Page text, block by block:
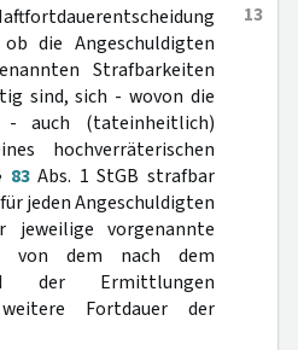
13
die Angeschuldigten
Strafbarkeiten
sind, sich - wovon die
- auch (tateinheitlich)
hochverräterischen
83Abs. 1 StGB strafbar
jeden Angeschuldigten
vorgenannte
von dem nach dem
der Ermittlungen
Fortdauer der